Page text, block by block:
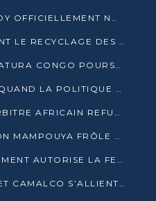
FOOTBALL : CLAUDE LE ROY OFFICIELLEMENT NOMMÉ SÉLECTIONNEUR DU CONGO
CONGO TERMINAL SOUTIENT LE RECYCLAGE DES DÉCHETS PLASTIQUES À POINTE-NOIRE
CONGO TERMINAL ET RENATURA CONGO POURSUIVENT LEUR COMBAT POUR LA BIODIVERSITÉ
COUPE DU MONDE 2026 : QUAND LA POLITIQUE MENACE L’UNIVERSALITÉ DU FOOTBALL
COUPE DU MONDE : UN ARBITRE AFRICAIN REFUSÉ À L’ENTRÉE DES ÉTATS-UNIS
LE DÉPUTÉ HELLOT MATSON MAMPOUYA FRÔLE LA MORT LORS D’UNE EMBUSCADE DZNS LE POOL
FOOTBALL : LE GOUVERNEMENT AUTORISE LA FECOFOOT À OCCUPER LES COMPLEXES SPORTIFS
CAMEROUN : L’ÉTAT, AGL ET CAMALCO S’ALLIENT POUR UN MÉGA-PROJET FERROVIAIRE